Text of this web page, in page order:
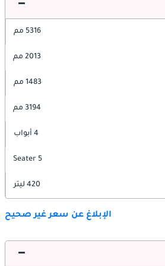
5316 مم
2013 مم
1483 مم
3194 مم
4 أبواب
5 Seater
420 ليتر
الإبلاغ عن سعر غير صحيح